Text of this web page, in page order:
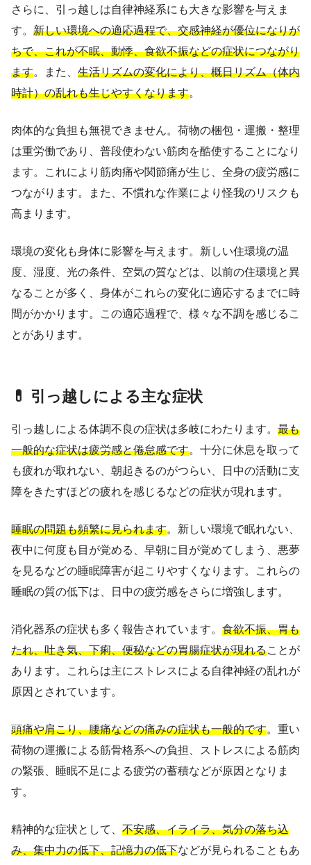
さらに、引っ越しは自律神経系にも大きな影響を与えま
す。 新しい環境への適応過程で、交感神経が優位になりが
ちで、これが不眠、動悸、食欲不振などの症状につながり
ます。また、 生活リズムの変化により、概日リズム（体内
時計）の乱れも生じやすくなります。
肉体的な負担も無視できません。荷物の梱包・運搬・整理
は重労働であり、普段使わない筋肉を酷使することになり
ます。これにより筋肉痛や関節痛が生じ、全身の疲労感に
つながります。また、不慣れな作業により怪我のリスクも
高まります。
環境の変化も身体に影響を与えます。新しい住環境の温
度、湿度、光の条件、空気の質などは、以前の住環境と異
なることが多く、身体がこれらの変化に適応するまでに時
間がかかります。この適応過程で、様々な不調を感じるこ
とがあります。
💊 引っ越しによる主な症状
引っ越しによる体調不良の症状は多岐にわたります。 最も
一般的な症状は疲労感と倦怠感です。十分に休息を取って
も疲れが取れない、朝起きるのがつらい、日中の活動に支
障をきたすほどの疲れを感じるなどの症状が現れます。
睡眠の問題も頻繁に見られます。新しい環境で眠れない、
夜中に何度も目が覚める、早朝に目が覚めてしまう、悪夢
を見るなどの睡眠障害が起こりやすくなります。これらの
睡眠の質の低下は、日中の疲労感をさらに増強します。
消化器系の症状も多く報告されています。 食欲不振、胃も
たれ、吐き気、下痢、便秘などの胃腸症状が現れることが
あります。これらは主にストレスによる自律神経の乱れが
原因とされています。
頭痛や肩こり、腰痛などの痛みの症状も一般的です。重い
荷物の運搬による筋骨格系への負担、ストレスによる筋肉
の緊張、睡眠不足による疲労の蓄積などが原因となりま
す。
精神的な症状として、 不安感、イライラ、気分の落ち込
み、集中力の低下、記憶力の低下などが見られることもあ